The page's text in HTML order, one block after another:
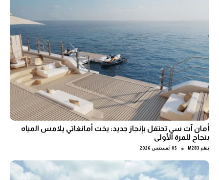
أمان آت سي تحتفل بإنجاز جديد: يخت أمانغاتي يلامس المياه
بنجاح للمرة الأولى
بقلم M283
● 05 أغسطس 2026